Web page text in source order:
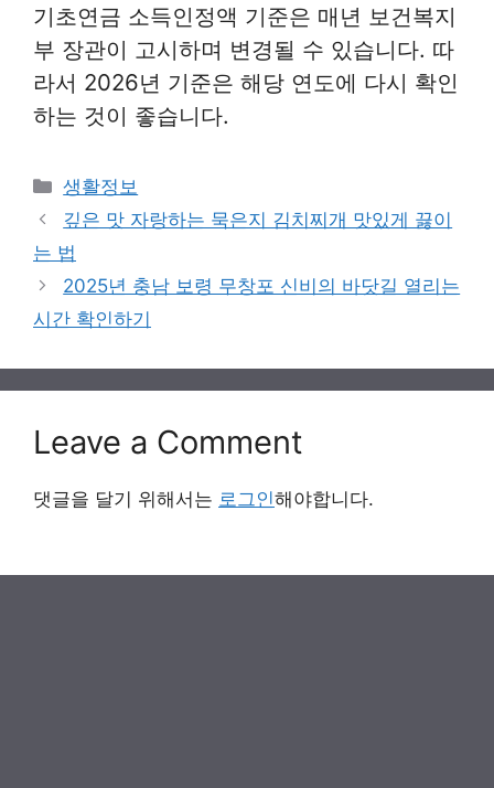
기초연금 소득인정액 기준은 매년 보건복지
부 장관이 고시하며 변경될 수 있습니다. 따
라서 2026년 기준은 해당 연도에 다시 확인
하는 것이 좋습니다.
Categories
생활정보
깊은 맛 자랑하는 묵은지 김치찌개 맛있게 끓이
는 법
2025년 충남 보령 무창포 신비의 바닷길 열리는
시간 확인하기
Leave a Comment
댓글을 달기 위해서는 로그인해야합니다.